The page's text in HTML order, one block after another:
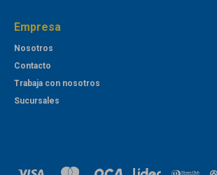
Empresa
Nosotros
Contacto
Trabaja con nosotros
Sucursales